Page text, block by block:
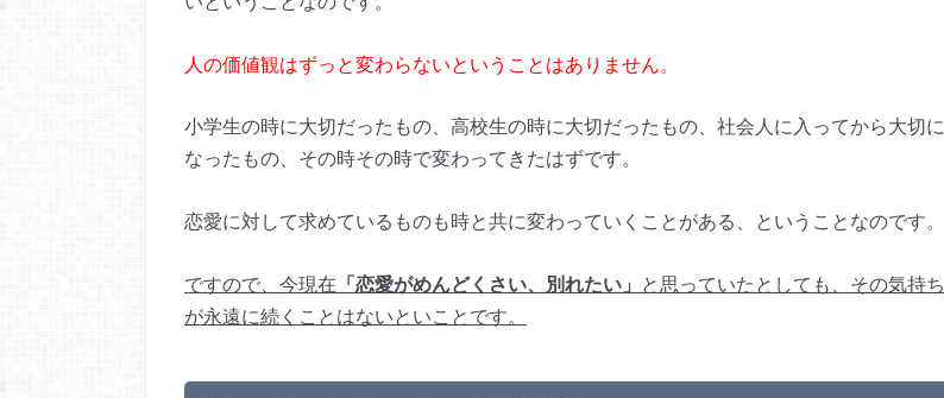
人の価値観はずっと変わらないということはありません。
小学生の時に大切だったもの、高校生の時に大切だったもの、社会人に入ってから大切に
なったもの、その時その時で変わってきたはずです。
恋愛に対して求めているものも時と共に変わっていくことがある、ということなのです。
ですので、今現在 「恋愛がめんどくさい、別れたい」
と思っていたとしても、その気持ち
が永遠に続くことはないといことです。